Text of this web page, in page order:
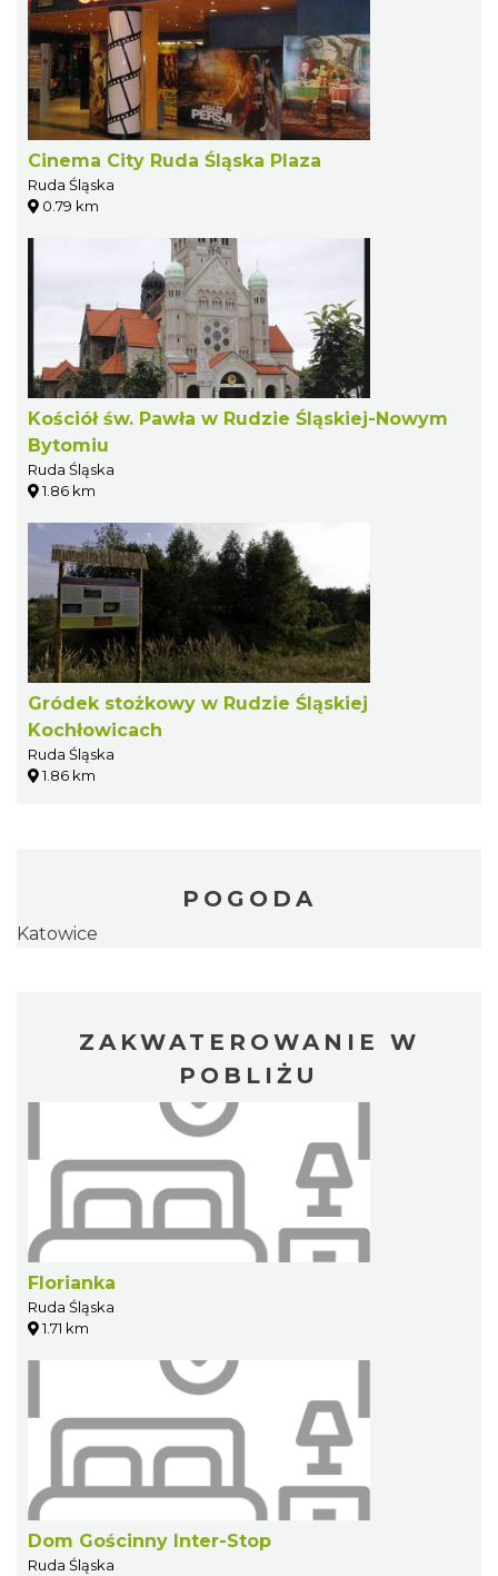
Cinema City Ruda Śląska Plaza
Ruda Śląska
0.79 km
Kościół św. Pawła w Rudzie Śląskiej-Nowym
Bytomiu
Ruda Śląska
1.86 km
Gródek stożkowy w Rudzie Śląskiej
Kochłowicach
Ruda Śląska
1.86 km
POGODA
Katowice
ZAKWATEROWANIE W
POBLIŻU
Florianka
Ruda Śląska
1.71 km
Dom Gościnny Inter-Stop
Ruda Śląska